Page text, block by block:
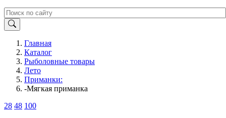
Главная
Каталог
Рыболовные товары
Лето
Приманки:
-Мягкая приманка
28 48 100